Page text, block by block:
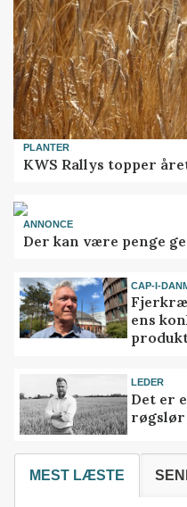
PLANTER
KWS Rallys topper
ANNONCE
Der kan være penge
CAP-I-
ens
LEDER
Det er
røgslør
MEST LÆSTE